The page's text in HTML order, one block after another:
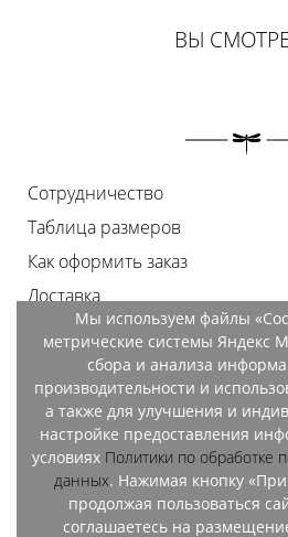
ВЫ
Сотрудничество
Таблица размеров
Как оформить заказ
Доставка
Оплата
Возврат
Документы
Контакты
Магазины
Мы используем файлы
метрические системы Яндекс
сбора и анализа
производительности и
а также для улучшения и
настройке предоставления
условиях Политики по обработке
данных. Нажимая кнопку
продолжая пользоваться
соглашаетесь на